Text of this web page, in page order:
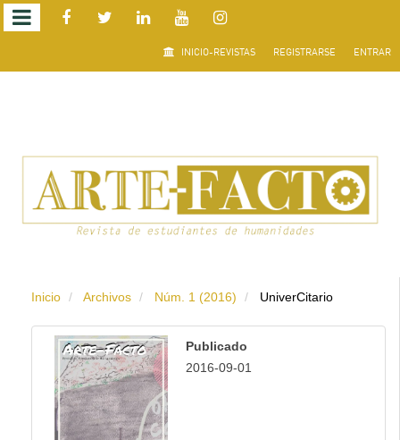
Salto
rápido
contenido
Navegación
principal
Contenido
principal
Barra
lateral
INICIO-REVISTAS REGISTRARSE ENTRAR
Inicio Archivos Núm. 1 (2016) UniverCitario
Publicado
2016-09-01